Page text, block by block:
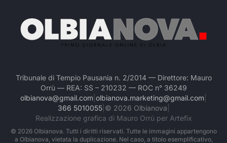
Tribunale di Tempio Pausania n. 2/2014 — Direttore: Mauro
Orrù — REA: SS – 210232 — ROC n° 36249
olbianova@gmail.com olbianova.marketing@gmail.com
366 5010055| © 2026 Olbianova
Realizzazione grafica di Mauro Orrù per Artefix
© 2026Olbianova. Tutti i diritti riservati. Tutte le immagini appartengono
a Olbianova, vietata la duplicazione. Nel caso, a titolo esemplificativo,